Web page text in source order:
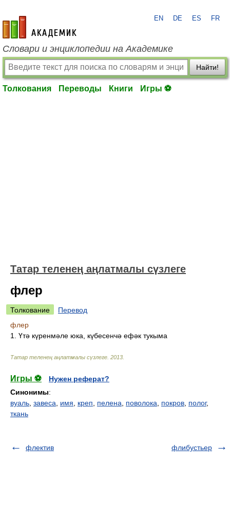
academic.ru
EN DE ES FR
Словари и энциклопедии на Академике
Найти!
Толкования Переводы Книги Игры ⚽
Татар теленең аңлатмалы сүзлеге
флер
Толкование
Перевод
флер
1. Үтә күренмәле юка, күбесенчә ефәк тукыма
Татар теленең аңлатмалы сүзлеге 2013
Игры ⚽
Нужен реферат?
Синонимы:
вуаль завеса имя креп пелена поволока покров полог,
ткань
флектив флибустьер